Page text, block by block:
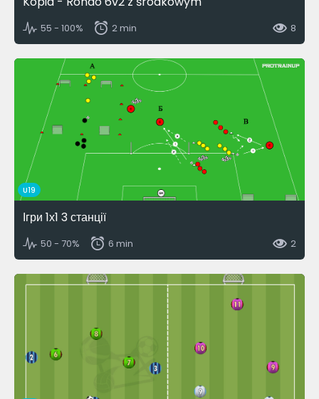
55 - 100% 2 min 8
U19
Ігри 1х1 3 станції
50 - 70% 6 min 2